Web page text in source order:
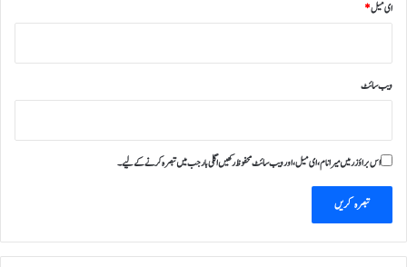
ای میل*
ویب‌ سائٹ
اس براؤزر میں میرا نام، ای میل، اور ویب سائٹ محفوظ رکھیں اگلی بار جب میں تبصرہ کرنے کےلیے۔